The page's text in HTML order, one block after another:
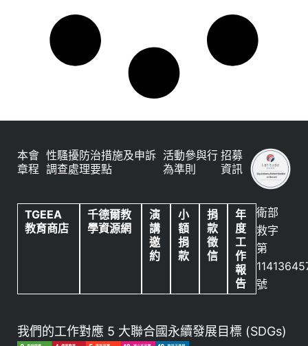
本會
章程
性騷擾防治措施及申訴
調查處理要點
活動參與行
為準則
招募
資訊
TGEEA
教育商店
千德爾教
學資源網
演
講
邀
約
小
額
捐
款
捐
款
徵
信
年
度
工
作
報
告
衛部
救字
第
號
我們的工作對應 5 大聯合國永續發展目標 (SDGs)